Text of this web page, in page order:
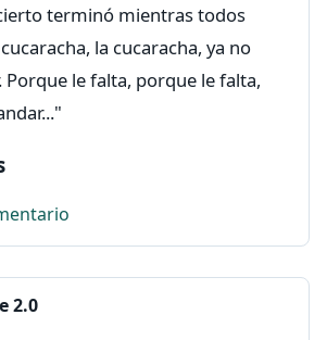
terminó mientras todos
la cucaracha, ya no
Porque le falta, porque le falta,
2.0